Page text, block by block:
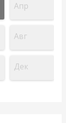
Апр
Авг
Дек